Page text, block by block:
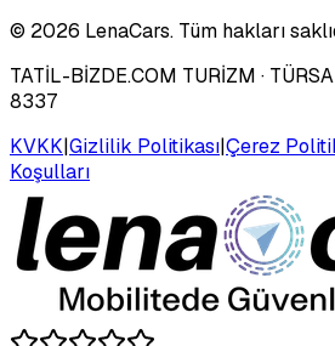
© 2026 LenaCars. Tüm hakları
TATİL-BİZDE.COM TURİZM ·
8337
KVKK|Gizlilik Politikası|Çerez
Koşulları